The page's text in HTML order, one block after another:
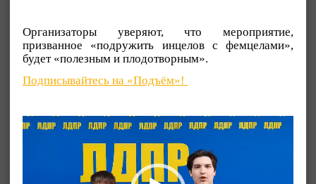
Организаторы уверяют, что мероприятие,
призванное «подружить инцелов с фемцелами»,
будет «полезным и плодотворным».
Подписывайтесь на «Подъём»!
Видеоплеер